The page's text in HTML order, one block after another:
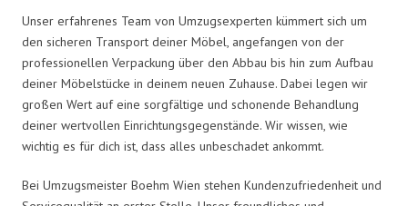
Unser erfahrenes Team von Umzugsexperten kümmert sich um
den sicheren Transport deiner Möbel, angefangen von der
professionellen Verpackung über den Abbau bis hin zum Aufbau
deiner Möbelstücke in deinem neuen Zuhause. Dabei legen wir
großen Wert auf eine sorgfältige und schonende Behandlung
deiner wertvollen Einrichtungsgegenstände. Wir wissen, wie
wichtig es für dich ist, dass alles unbeschadet ankommt.
Bei Umzugsmeister Boehm Wien stehen Kundenzufriedenheit und